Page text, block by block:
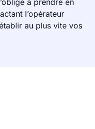
à prendre en
l’opérateur
au plus vite vos